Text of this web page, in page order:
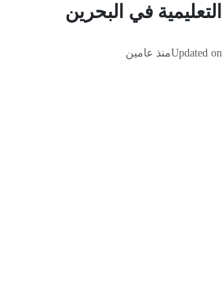
التعليمية في البحرين
Updated onمنذ عامين